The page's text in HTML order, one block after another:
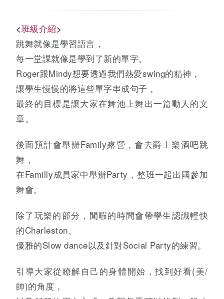
<班級介紹>
跳舞就像是學習語言，
每一堂課就像是學到了新的單字。
Roger跟Mindy想要透過我們熱愛swing的精神，
讓學生慢慢的將這些單字串成句子，
最終的目標是讓大家在舞池上舞出一篇動人的文
章。
後面預計會舉辦Family露營，會去爵士樂酒吧跳
舞，
在Familly成員家中舉辦Party，整班一起出國參加
舞會。
除了玩樂的部分，閒暇的時間會帶學生認識輕快
的Charleston、
優雅的Slow dance以及針對Social Party的練習。
引導大家從瞭解自己的身體開始，找到好看(美/
帥)的角度，